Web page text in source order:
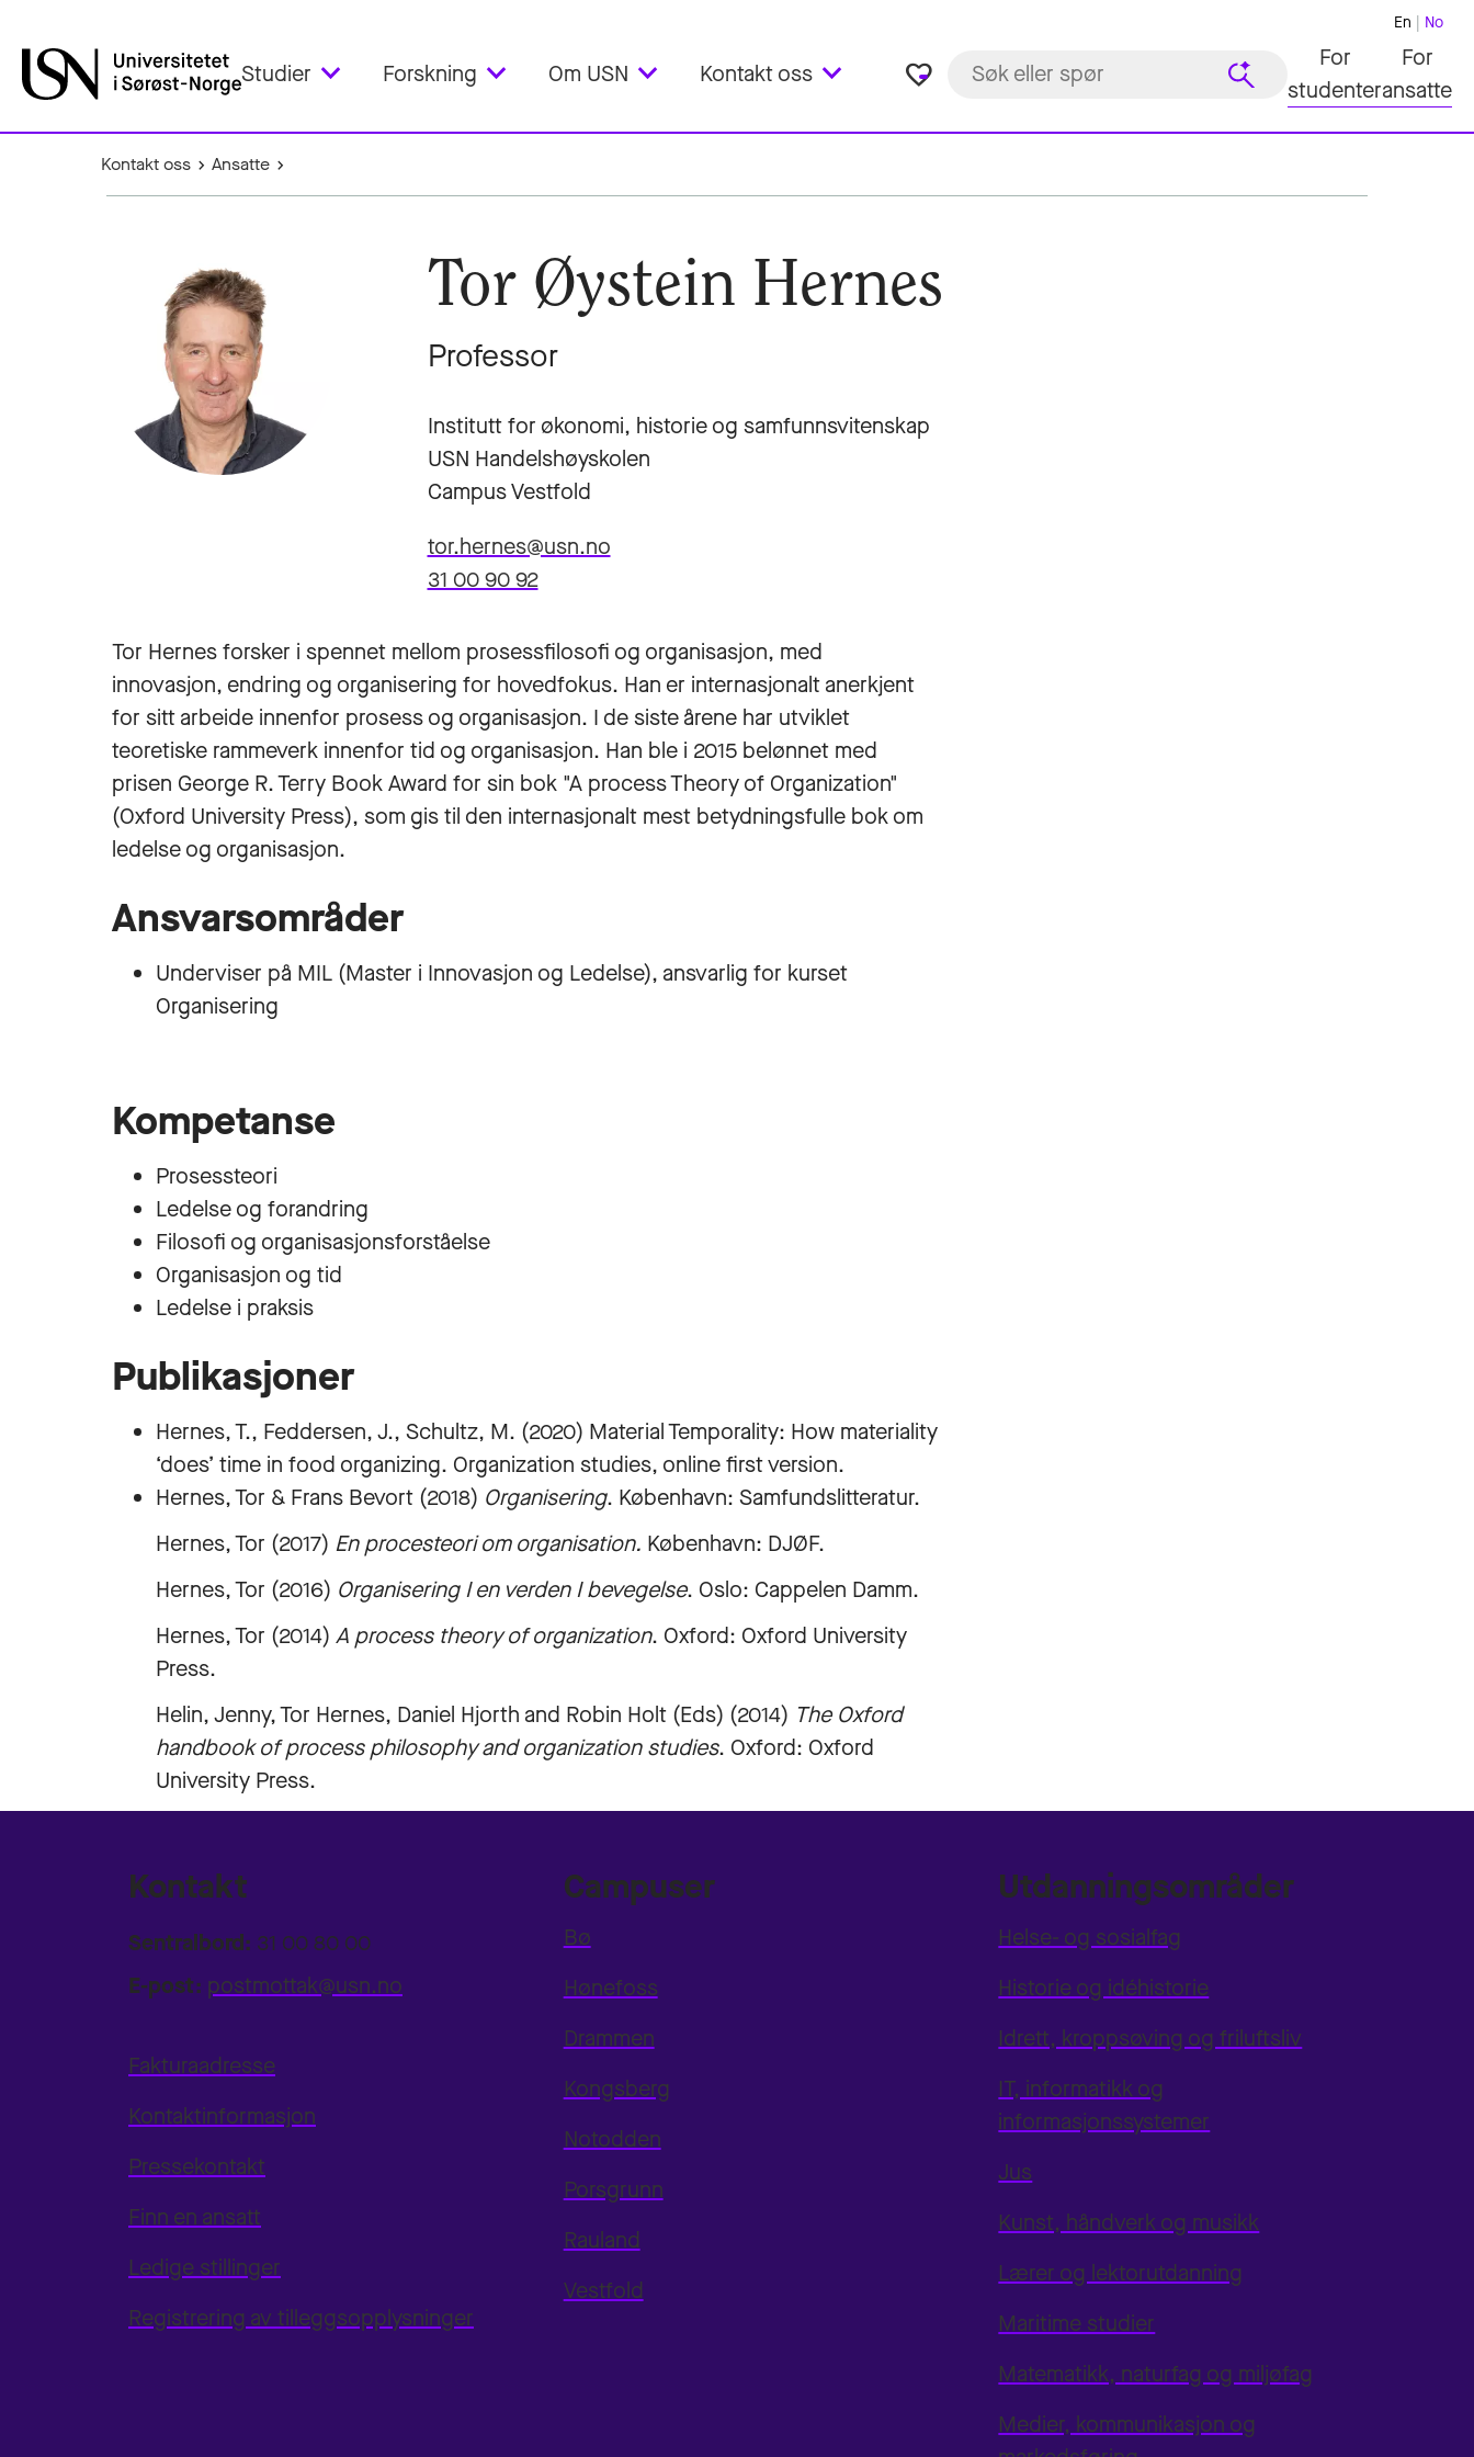
Studier Forskning Om USN Kontakt oss favorite_border
En No
For
studenter
For
ansatte
Kontakt oss Ansatte
Tor Øystein Hernes
Professor
Institutt for økonomi, historie og samfunnsvitenskap
USN Handelshøyskolen
Campus Vestfold
tor.hernes@usn.no
31 00 90 92
Tor Hernes forsker i spennet mellom prosessfilosofi og organisasjon, med
innovasjon, endring og organisering for hovedfokus. Han er internasjonalt anerkjent
for sitt arbeide innenfor prosess og organisasjon. I de siste årene har utviklet
teoretiske rammeverk innenfor tid og organisasjon. Han ble i 2015 belønnet med
prisen George R. Terry Book Award for sin bok "A process Theory of Organization"
(Oxford University Press), som gis til den internasjonalt mest betydningsfulle bok om
ledelse og organisasjon.
Ansvarsområder
Underviser på MIL (Master i Innovasjon og Ledelse), ansvarlig for kurset
Organisering
Kompetanse
Prosessteori
Ledelse og forandring
Filosofi og organisasjonsforståelse
Organisasjon og tid
Ledelse i praksis
Publikasjoner
Hernes, T., Feddersen, J., Schultz, M. (2020) Material Temporality: How materiality
‘does’ time in food organizing. Organization studies, online first version.
Hernes, Tor & Frans Bevort (2018) Organisering. København: Samfundslitteratur.
Hernes, Tor (2017) En procesteori om organisation. København: DJØF.
Hernes, Tor (2016) Organisering I en verden I bevegelse. Oslo: Cappelen Damm.
Hernes, Tor (2014) A process theory of organization. Oxford: Oxford University
Press.
Helin, Jenny, Tor Hernes, Daniel Hjorth and Robin Holt (Eds) (2014) The Oxford
handbook of process philosophy and organization studies. Oxford: Oxford
University Press.
Kontakt
Sentralbord: 31 00 80 00
E-post: postmottak@usn.no
Fakturaadresse
Kontaktinformasjon
Pressekontakt
Finn en ansatt
Ledige stillinger
Registrering av tilleggsopplysninger
Campuser
Bø
Hønefoss
Drammen
Kongsberg
Notodden
Porsgrunn
Rauland
Vestfold
Utdanningsområder
Helse- og sosialfag
Historie og idéhistorie
Idrett, kroppsøving og friluftsliv
IT, informatikk og
informasjonssystemer
Jus
Kunst, håndverk og musikk
Lærer og lektorutdanning
Maritime studier
Matematikk, naturfag og miljøfag
Medier, kommunikasjon og